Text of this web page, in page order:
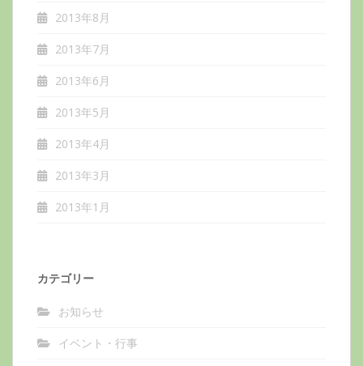
2013年8月
2013年7月
2013年6月
2013年5月
2013年4月
2013年3月
2013年1月
カテゴリー
お知らせ
イベント・行事